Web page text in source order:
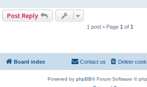
Post Reply
1 post • Page 1 of 1
Board index Delete
Contact us
Powered by phpBB® Forum Software ©